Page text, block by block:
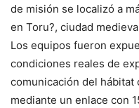
de misión se localizó a
en Toru?, ciudad
Los equipos fueron
condiciones reales de
comunicación del
mediante un enlace con